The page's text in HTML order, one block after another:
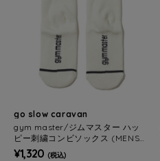
go slow caravan
gym master/ジムマスター ハッ
ピー刺繍コンビソックス (MENS/
WOMENS)
¥1,320 (税込)